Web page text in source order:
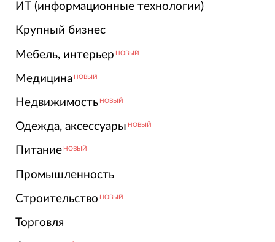
ИТ (информационные технологии)
Крупный бизнес
Мебель, интерьер НОВЫЙ
Медицина НОВЫЙ
Недвижимость НОВЫЙ
Одежда, аксессуары НОВЫЙ
Питание НОВЫЙ
Промышленность
Строительство НОВЫЙ
Торговля